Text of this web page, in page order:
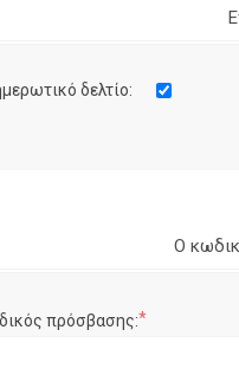
δελτίο:
Ο
πρόσβασης:*